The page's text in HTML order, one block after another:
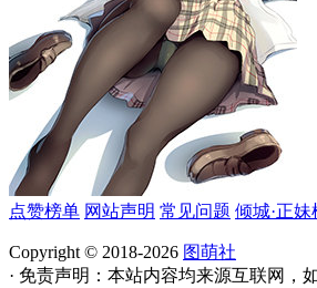
点赞榜单 网站声明 常见问题 倾城·正妹
Copyright © 2018-2026 图萌社
· 免责声明：本站内容均来源互联网，